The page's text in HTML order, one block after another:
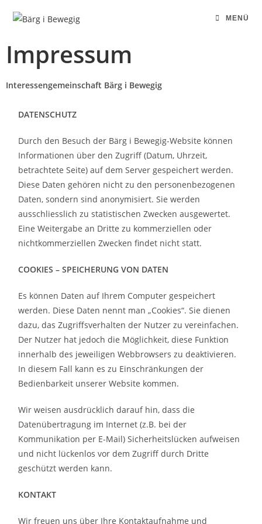
MENÜ
Impressum
Interessengemeinschaft Bärg i Bewegig
DATENSCHUTZ
Durch den Besuch der Bärg i Bewegig-Website können
Informationen über den Zugriff (Datum, Uhrzeit,
betrachtete Seite) auf dem Server gespeichert werden.
Diese Daten gehören nicht zu den personenbezogenen
Daten, sondern sind anonymisiert. Sie werden
ausschliesslich zu statistischen Zwecken ausgewertet.
Eine Weitergabe an Dritte zu kommerziellen oder
nichtkommerziellen Zwecken findet nicht statt.
COOKIES – SPEICHERUNG VON DATEN
Es können Daten auf Ihrem Computer gespeichert
werden. Diese Daten nennt man „Cookies“. Sie dienen
dazu, das Zugriffsverhalten der Nutzer zu vereinfachen.
Der Nutzer hat jedoch die Möglichkeit, diese Funktion
innerhalb des jeweiligen Webbrowsers zu deaktivieren.
In diesem Fall kann es zu Einschränkungen der
Bedienbarkeit unserer Website kommen.
Wir weisen ausdrücklich darauf hin, dass die
Datenübertragung im Internet (z.B. bei der
Kommunikation per E-Mail) Sicherheitslücken aufweisen
und nicht lückenlos vor dem Zugriff durch Dritte
geschützt werden kann.
KONTAKT
Wir freuen uns über Ihre Kontaktaufnahme und